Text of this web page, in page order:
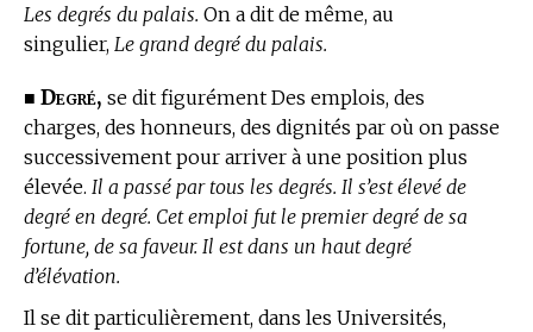
Les degrés du palais. On a dit de même, au
singulier, Le grand degré du palais.
■ Degré, se dit figurément Des emplois, des
charges, des honneurs, des dignités par où on passe
successivement pour arriver à une position plus
élevée. Il a passé par tous les degrés. Il s’est élevé de
degré en degré. Cet emploi fut le premier degré de sa
fortune, de sa faveur. Il est dans un haut degré
d’élévation.
Il se dit particulièrement, dans les Universités,